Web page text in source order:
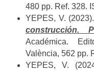
480 pp. Ref. 328.
YEPES, V. (2023).
construcción.
Académica.
València, 562 pp.
YEPES, V.